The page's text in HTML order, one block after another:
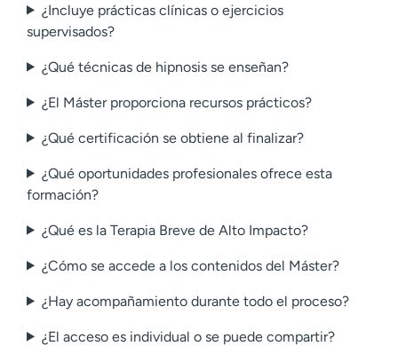
¿Incluye prácticas clínicas o ejercicios
supervisados?
¿Qué técnicas de hipnosis se enseñan?
¿El Máster proporciona recursos prácticos?
¿Qué certificación se obtiene al finalizar?
¿Qué oportunidades profesionales ofrece esta
formación?
¿Qué es la Terapia Breve de Alto Impacto?
¿Cómo se accede a los contenidos del Máster?
¿Hay acompañamiento durante todo el proceso?
¿El acceso es individual o se puede compartir?